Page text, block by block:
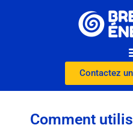
Contactez
Comment